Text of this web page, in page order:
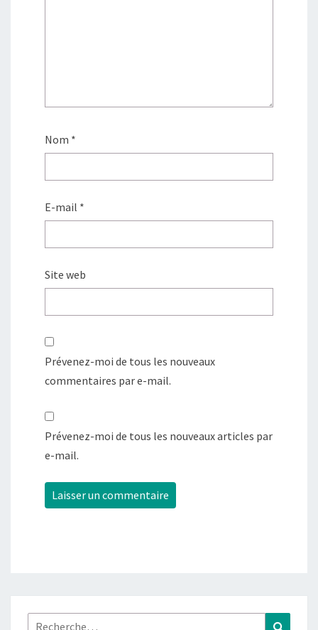
Nom *
E-mail *
Site web
Prévenez-moi de tous les nouveaux
commentaires par e-mail.
Prévenez-moi de tous les nouveaux articles par
e-mail.
Rechercher :